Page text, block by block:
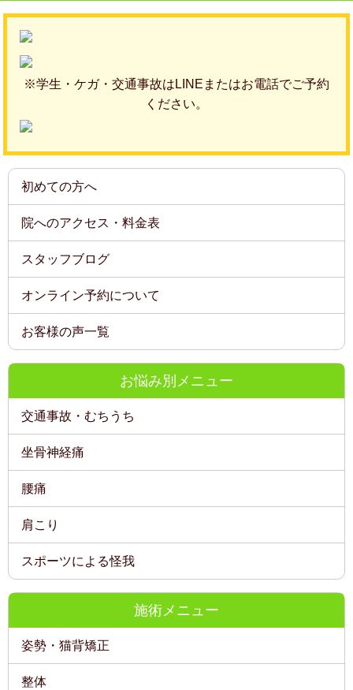
※学生・ケガ・交通事故はLINEまたはお電話でご予約
ください。
初めての方へ
院へのアクセス・料金表
スタッフブログ
オンライン予約について
お客様の声一覧
お悩み別メニュー
交通事故・むちうち
坐骨神経痛
腰痛
肩こり
スポーツによる怪我
施術メニュー
姿勢・猫背矯正
整体